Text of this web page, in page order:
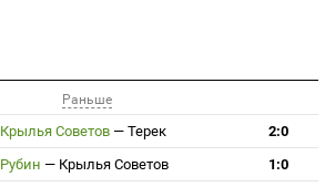
Раньше
Крылья Советов — Терек
2:0
Рубин — Крылья Советов
1:0